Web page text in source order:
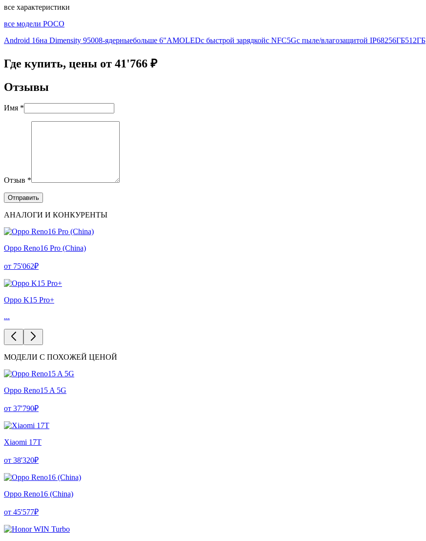
все характеристики
все модели POCO
Android 16на Dimensity 95008-ядерныебольше 6"AMOLEDс быстрой зарядкойс NFC5Gс пыле/влагозащитой IP68256ГБ512ГБ
Где купить, цены от 41'766 ₽
Отзывы
Имя *
Отзыв *
АНАЛОГИ И КОНКУРЕНТЫ
Oppo Reno16 Pro (China)
от 75'062₽
Oppo K15 Pro+
...
МОДЕЛИ С ПОХОЖЕЙ ЦЕНОЙ
Oppo Reno15 A 5G
от 37'790₽
Xiaomi 17T
от 38'320₽
Oppo Reno16 (China)
от 45'577₽